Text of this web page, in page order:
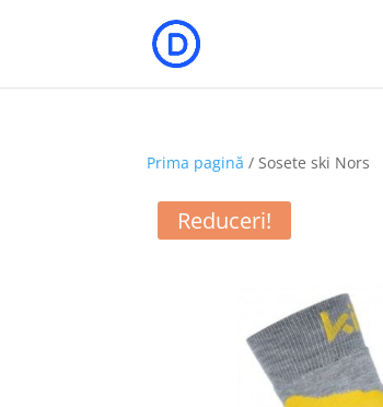
Prima pagină / Sosete ski Nors
Reduceri!